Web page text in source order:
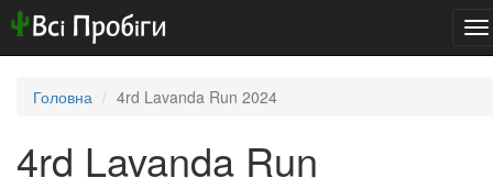
Головна 4rd Lavanda Run 2024
4rd Lavanda Run